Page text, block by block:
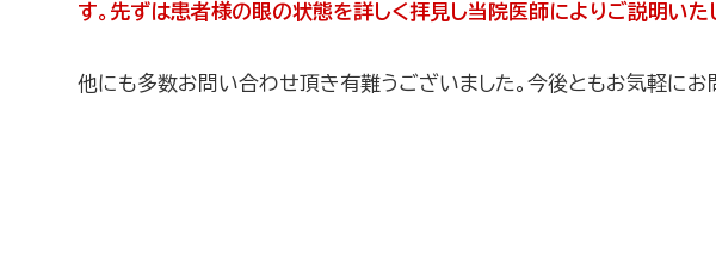
す。先ずは患者様の眼の状態を詳しく拝見し当院医師によりご説明いた
他にも多数お問い合わせ頂き有難うございました。今後ともお気軽に